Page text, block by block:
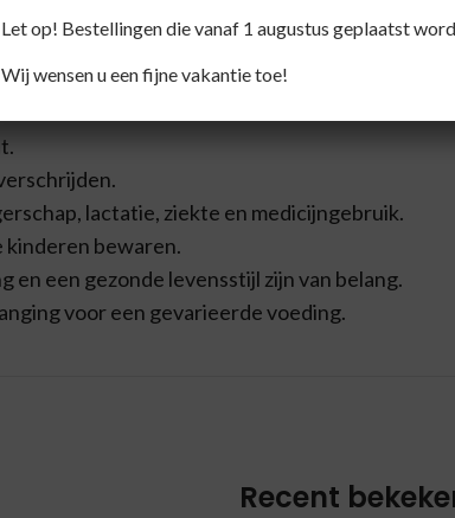
arts of apotheker bij zwangerschap,
2 maanden gebruiken.
lactatie, ziekte en medicijngebruik.
kinderen bewaren.
een gezonde levensstijl zijn van belang.
voor een gevarieerde voeding.
Recent
Let op! Bestellingen die vanaf 1 augustus geplaatst
Wij wensen u een fijne vakantie toe!